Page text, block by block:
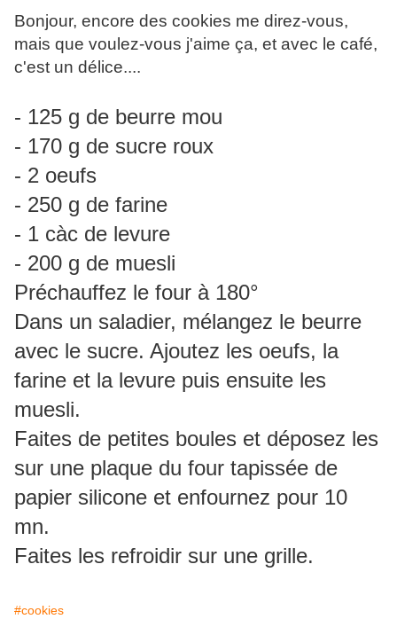
Bonjour, encore des cookies me direz-vous,
mais que voulez-vous j'aime ça, et avec le café,
c'est un délice....
- 125 g de beurre mou
- 170 g de sucre roux
- 2 oeufs
- 250 g de farine
- 1 càc de levure
- 200 g de muesli
Préchauffez le four à 180°
Dans un saladier, mélangez le beurre
avec le sucre. Ajoutez les oeufs, la
farine et la levure puis ensuite les
muesli.
Faites de petites boules et déposez les
sur une plaque du four tapissée de
papier silicone et enfournez pour 10
mn.
Faites les refroidir sur une grille.
#cookies